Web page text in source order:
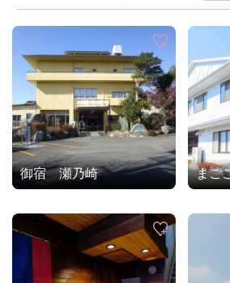
御宿 瀬乃崎 まご